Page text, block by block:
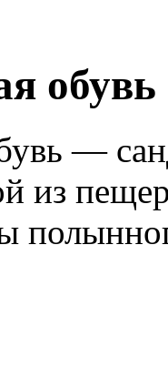
обувь
—
из